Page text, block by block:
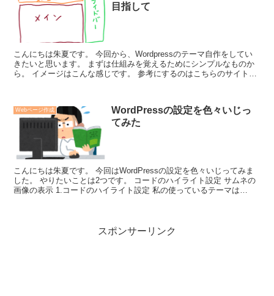
目指して
こんにちは朱夏です。 今回から、Wordpressのテーマ自作をしてい
きたいと思います。 まずは仕組みを覚えるためにシンプルなものか
ら。 イメージはこんな感じです。 参考にするのはこちらのサイト。
Webページ作成
WordPressの設定を色々いじっ
てみた
こんにちは朱夏です。 今回はWordPressの設定を色々いじってみま
した。 やりたいことは2つです。 コードのハイライト設定 サムネの
画像の表示 1.コードのハイライト設定 私の使っているテーマは
スポンサーリンク